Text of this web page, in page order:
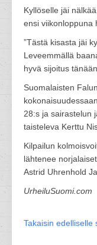
Kyllöselle jäi
ensi viikonloppuna
”Tästä kisasta jäi
Leveemmällä
hyvä sijoitus
Suomalaisten
28:s ja sairastelun
taisteleva Kerttu
Kilpailun
lähtenee
Astrid Uhrenhold
UrheiluSuomi.com
Takaisin edelliselle